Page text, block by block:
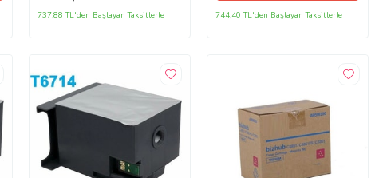
737,88 TL'den Başlayan Taksitlerle 744,40 TL'den Başlayan Taksitlerle